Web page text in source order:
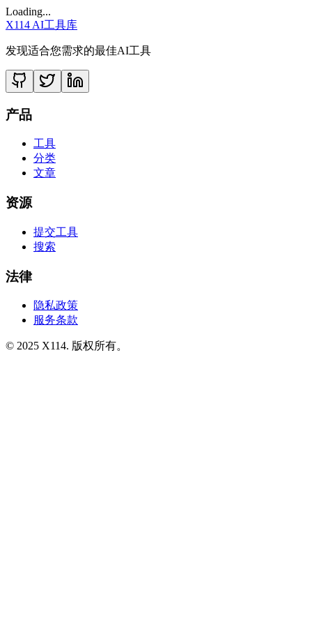
Loading...
X114 AI工具库
发现适合您需求的最佳AI工具
产品
工具
分类
文章
资源
提交工具
搜索
法律
隐私政策
服务条款
© 2025 X114. 版权所有。